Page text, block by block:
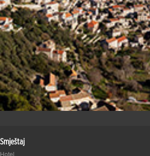
Smještaj
Hotel